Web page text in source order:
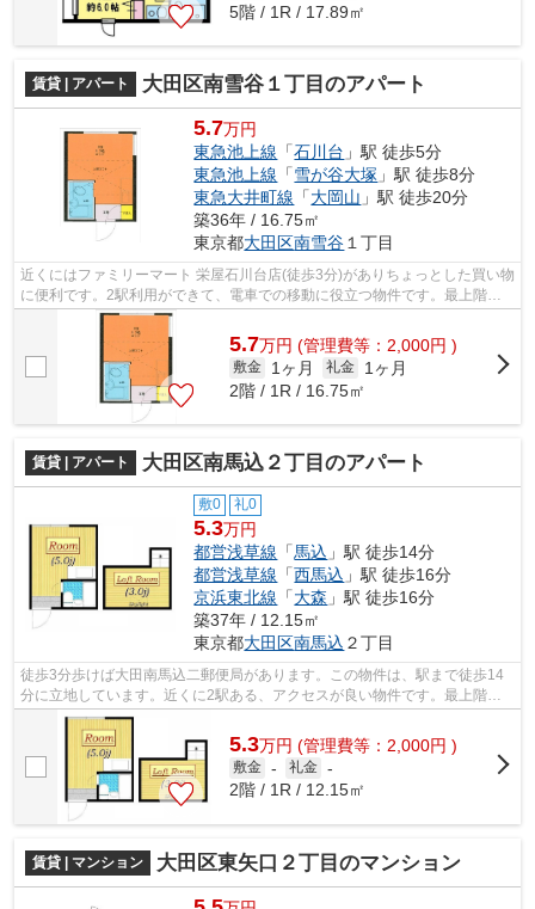
5階 / 1R / 17.89㎡
賃貸 | アパート 大田区南雪谷１丁目のアパート
5.7万円
東急池上線 「石川台 」駅 徒歩5分
東急池上線 「雪が谷大塚 」駅 徒歩8分
東急大井町線 「大岡山 」駅 徒歩20分
築36年 / 16.75㎡
東京都大田区南雪谷 １丁目
近くにはファミリーマート 栄屋石川台店(徒歩3分)がありちょっとした買い物
に便利です。2駅利用ができて、電車での移動に役立つ物件です。最上階の
物件です。駅まで徒歩5分の位置に立...
5.7万円 (管理費等：2,000円 )
敷金 1ヶ月 礼金
1ヶ月
2階 / 1R / 16.75㎡
賃貸 | アパート 大田区南馬込２丁目のアパート
敷0 礼0
5.3万円
都営浅草線 「馬込 」駅 徒歩14分
都営浅草線 「西馬込 」駅 徒歩16分
京浜東北線 「大森 」駅 徒歩16分
築37年 / 12.15㎡
東京都大田区南馬込 ２丁目
徒歩3分歩けば大田南馬込二郵便局があります。この物件は、駅まで徒歩14
分に立地しています。近くに2駅ある、アクセスが良い物件です。最上階の
アパートです。大田区エリアにある賃貸...
5.3万円 (管理費等：2,000円 )
敷金 - 礼金 -
2階 / 1R / 12.15㎡
賃貸 | マンション 大田区東矢口２丁目のマンション